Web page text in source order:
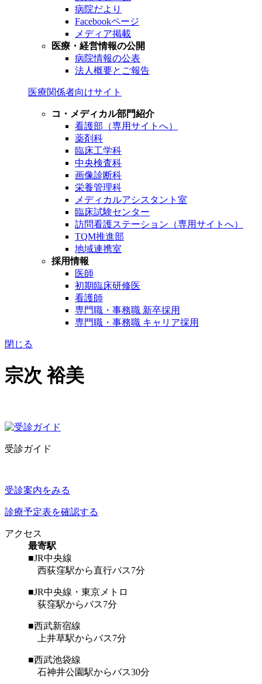
病院だより
Facebookページ
メディア掲載
医療・経営情報の公開
病院情報の公表
法人概要とご報告
医療関係者向けサイト
コ・メディカル部門紹介
看護部（専用サイトへ）
薬剤科
臨床工学科
中央検査科
画像診断科
栄養管理科
メディカルアシスタント室
臨床試験センター
訪問看護ステーション（専用サイトへ）
TQM推進部
地域連携室
採用情報
医師
初期臨床研修医
看護師
専門職・事務職 新卒採用
専門職・事務職 キャリア採用
閉じる
宗次 裕美
受診ガイド
受診案内をみる
診療予定表を確認する
アクセス
最寄駅
■JR中央線
西荻窪駅から直行バス7分
■JR中央線・東京メトロ
荻窪駅からバス7分
■西武新宿線
上井草駅からバス7分
■西武池袋線
石神井公園駅からバス30分